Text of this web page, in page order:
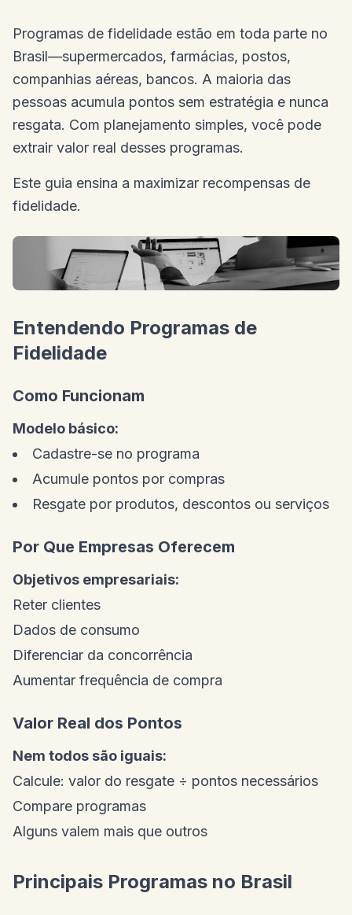
Programas de fidelidade estão em toda parte no
Brasil—supermercados, farmácias, postos,
companhias aéreas, bancos. A maioria das
pessoas acumula pontos sem estratégia e nunca
resgata. Com planejamento simples, você pode
extrair valor real desses programas.
Este guia ensina a maximizar recompensas de
fidelidade.
Entendendo Programas de
Fidelidade
Como Funcionam
Modelo básico:
Cadastre-se no programa
Acumule pontos por compras
Resgate por produtos, descontos ou serviços
Por Que Empresas Oferecem
Objetivos empresariais:
Reter clientes
Dados de consumo
Diferenciar da concorrência
Aumentar frequência de compra
Valor Real dos Pontos
Nem todos são iguais:
Calcule: valor do resgate ÷ pontos necessários
Compare programas
Alguns valem mais que outros
Principais Programas no Brasil